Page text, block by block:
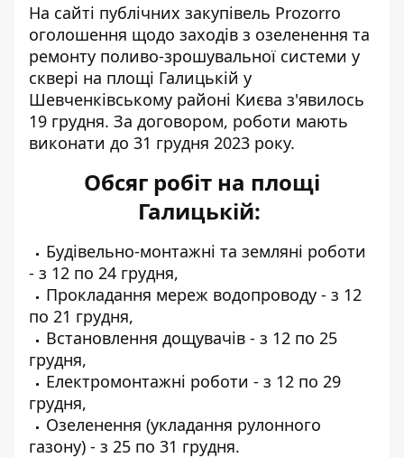
На сайті публічних закупівель Prozorro
оголошення щодо заходів з озеленення та
ремонту поливо-зрошувальної системи у
сквері на площі Галицькій у
Шевченківському районі Києва з'явилось
19 грудня. За договором, роботи мають
виконати до 31 грудня 2023 року.
Обсяг робіт на площі
Галицькій:
Будівельно-монтажні та земляні роботи
- з 12 по 24 грудня,
Прокладання мереж водопроводу - з 12
по 21 грудня,
Встановлення дощувачів - з 12 по 25
грудня,
Електромонтажні роботи - з 12 по 29
грудня,
Озеленення (укладання рулонного
газону) - з 25 по 31 грудня.